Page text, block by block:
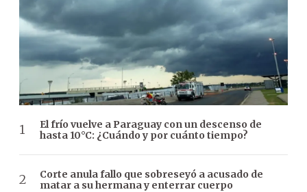
El frío vuelve a Paraguay con un descenso de
hasta 10°C: ¿Cuándo y por cuánto tiempo?
Corte anula fallo que sobreseyó a acusado de
matar a su hermana y enterrar cuerpo